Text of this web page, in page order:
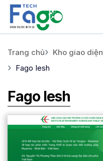
Trang chủ Kho giao diện
Fago Iesh
Fago Iesh